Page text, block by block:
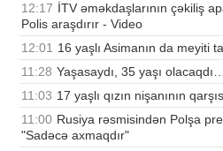
12:17 İTV əməkdaşlarının çəkiliş
Polis araşdırır - Video
12:01 16 yaşlı Asimanın da meyiti
11:28 Yaşasaydı, 35 yaşı olacaqdı…
11:03 17 yaşlı qızın nişanının
11:00 Rusiya rəsmisindən Polşa
"Sadəcə axmaqdır"